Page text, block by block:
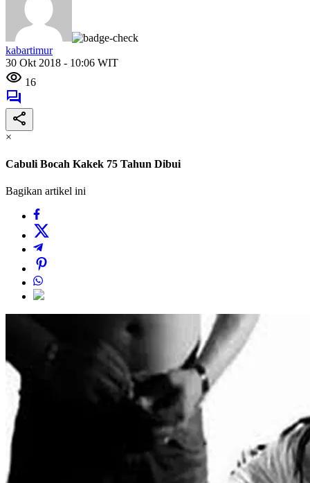
kabartimur
30 Okt 2018 - 10:06 WIT
16
×
Cabuli Bocah Kakek 75 Tahun Dibui
Bagikan artikel ini